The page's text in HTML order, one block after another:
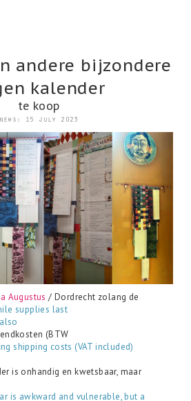
andere bijzondere
kalender
te koop
news: 15 July 2023
Augustus / Dordrecht zolang de
supplies last
(BTW
shipping costs (VAT included)
is onhandig en kwetsbaar, maar
is awkward and vulnerable, but a